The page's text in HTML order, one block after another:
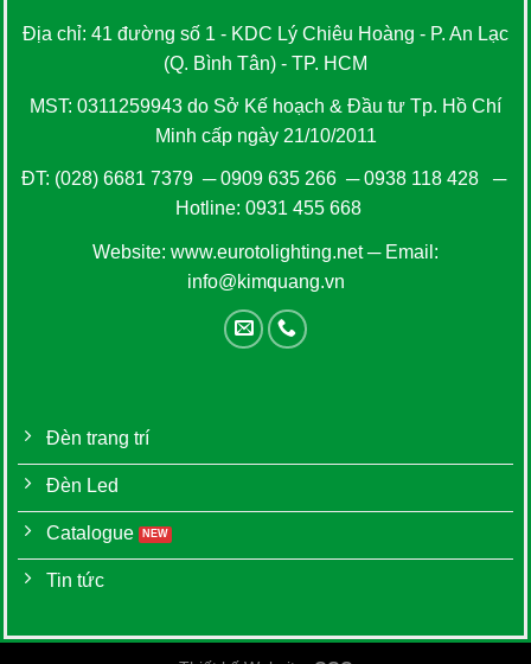
Địa chỉ: 41 đường số 1 - KDC Lý Chiêu Hoàng - P. An Lạc
(Q. Bình Tân) - TP. HCM
MST: 0311259943 do Sở Kế hoạch & Đầu tư Tp. Hồ Chí
Minh cấp ngày 21/10/2011
ĐT: (028) 6681 7379 ─0909 635 266─0938 118 428─
Hotline: 0931 455 668
Website: www.eurotolighting.net─ Email:
info@kimquang.vn
Đèn trang trí
Đèn Led
Catalogue
Tin tức